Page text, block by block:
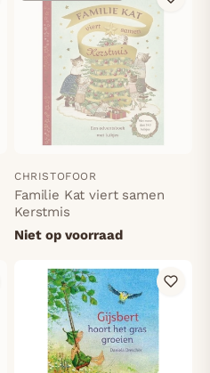
CHRISTOFOOR
Familie Kat viert samen
Kerstmis
Niet op voorraad